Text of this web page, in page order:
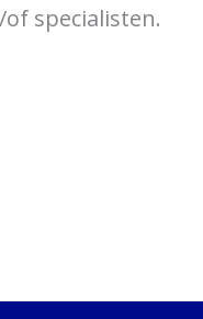
specialisten.